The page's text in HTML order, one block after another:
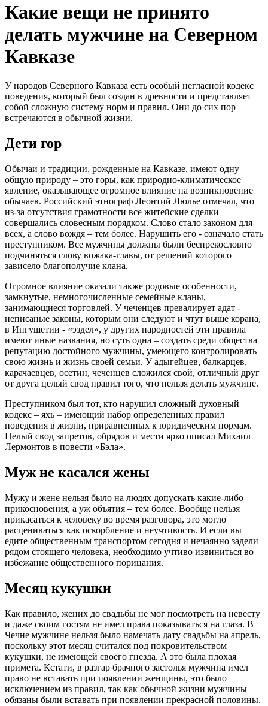
Какие вещи не принято
делать мужчине на Северном
Кавказе
У народов Северного Кавказа есть особый негласной кодекс
поведения, который был создан в древности и представляет
собой сложную систему норм и правил. Они до сих пор
встречаются в обычной жизни.
Дети гор
Обычаи и традиции, рожденные на Кавказе, имеют одну
общую природу – это горы, как природно-климатическое
явление, оказывающее огромное влияние на возникновение
обычаев. Российский этнограф Леонтий Люлье отмечал, что
из-за отсутствия грамотности все житейские сделки
совершались словесным порядком. Слово стало законом для
всех, а слово вождя – тем более. Нарушить его - означало стать
преступником. Все мужчины должны были беспрекословно
подчиняться слову вожака-главы, от решений которого
зависело благополучие клана.
Огромное влияние оказали также родовые особенности,
замкнутые, немногочисленные семейные кланы,
занимающиеся торговлей. У чеченцев превалирует адат -
неписаные законы, которым они следуют и чтут выше корана,
в Ингушетии - «эздел», у других народностей эти правила
имеют иные названия, но суть одна – создать среди общества
репутацию достойного мужчины, умеющего контролировать
свою жизнь и жизнь своей семьи. У адыгейцев, балкарцев,
карачаевцев, осетин, чеченцев сложился свой, отличный друг
от друга целый свод правил того, что нельзя делать мужчине.
Преступником был тот, кто нарушил сложный духовный
кодекс – яхь – имеющий набор определенных правил
поведения в жизни, приравненных к юридическим нормам.
Целый свод запретов, обрядов и мести ярко описал Михаил
Лермонтов в повести «Бэла».
Муж не касался жены
Мужу и жене нельзя было на людях допускать какие-либо
прикосновения, а уж объятия – тем более. Вообще нельзя
прикасаться к человеку во время разговора, это могло
расцениваться как оскорбление и неучтивость. И если вы
едите общественным транспортом сегодня и нечаянно задели
рядом стоящего человека, необходимо учтиво извиниться во
избежание общественного порицания.
Месяц кукушки
Как правило, жених до свадьбы не мог посмотреть на невесту
и даже своим гостям не имел права показываться на глаза. В
Чечне мужчине нельзя было намечать дату свадьбы на апрель,
поскольку этот месяц считался под покровительством
кукушки, не имеющей своего гнезда. А это была плохая
примета. Кстати, в разгар брачного застолья мужчина имел
право не вставать при появлении женщины, это было
исключением из правил, так как обычной жизни мужчины
обязаны были вставать при появлении прекрасной половины.